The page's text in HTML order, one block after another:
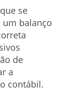
se
um balanço
de
a
contábil.